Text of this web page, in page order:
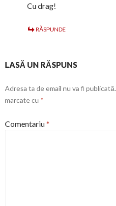
Cu drag!
RĂSPUNDE
LASĂ UN RĂSPUNS
Adresa ta de email nu va fi publicată.
marcate cu *
Comentariu*